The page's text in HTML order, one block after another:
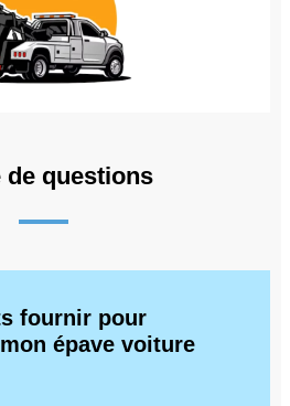
de questions
fournir pour
épave voiture